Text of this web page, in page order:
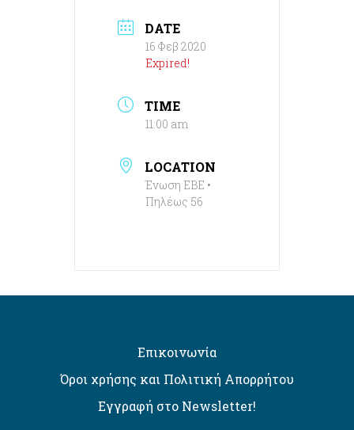
DATE
16 Φεβ 2020
Expired!
TIME
11:00 am
LOCATION
Ένωση ΕΒΕ •
Πηλέως 56
Επικοινωνία
Όροι χρήσης και Πολιτική Απορρήτου
Εγγραφή στο Newsletter!